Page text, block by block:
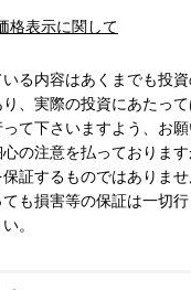
格表示に関して
る内容はあくまでも投
、実際の投資にあたっ
て下さいますよう、お
の注意を払っておりま
証するものではありま
も損害等の保証は一切
。